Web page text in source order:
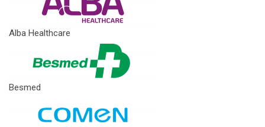
Alba Healthcare
Besmed